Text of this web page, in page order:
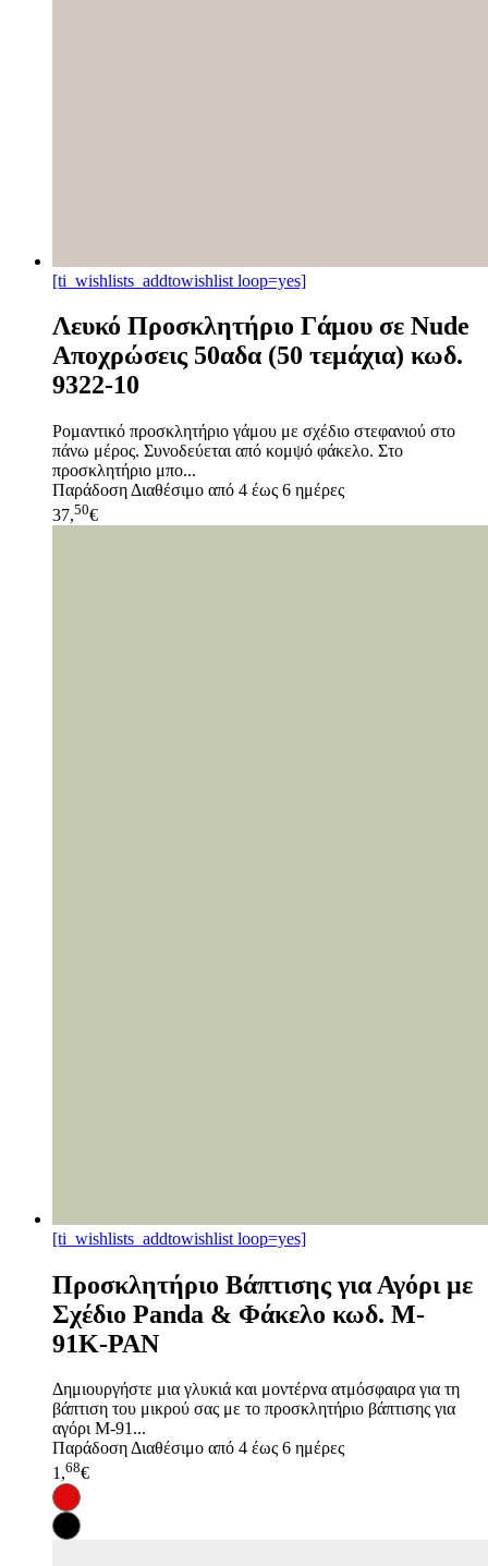
[ti_wishlists_addtowishlist loop=yes]
Λευκό Προσκλητήριο Γάμου σε Nude
Αποχρώσεις 50αδα (50 τεμάχια) κωδ.
9322-10
Ρομαντικό προσκλητήριο γάμου με σχέδιο στεφανιού στο
πάνω μέρος. Συνοδεύεται από κομψό φάκελο. Στο
προσκλητήριο μπο...
Παράδοση Διαθέσιμο από 4 έως 6 ημέρες
37,50€
[ti_wishlists_addtowishlist loop=yes]
Προσκλητήριο Βάπτισης για Αγόρι με
Σχέδιο Panda & Φάκελο κωδ. M-
91K-PAN
Δημιουργήστε μια γλυκιά και μοντέρνα ατμόσφαιρα για τη
βάπτιση του μικρού σας με το προσκλητήριο βάπτισης για
αγόρι M-91...
ΠαράδοσηΔιαθέσιμο από 4 έως 6 ημέρες
1,68€